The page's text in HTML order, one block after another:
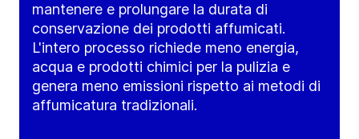
mantenere e prolungare la durata di
conservazione dei prodotti affumicati.
L'intero processo richiede meno energia,
acqua e prodotti chimici per la pulizia e
genera meno emissioni rispetto ai metodi di
affumicatura tradizionali.